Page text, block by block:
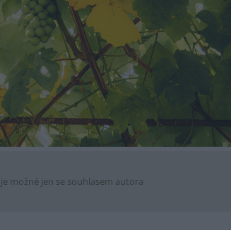
možné jen se souhlasem autora